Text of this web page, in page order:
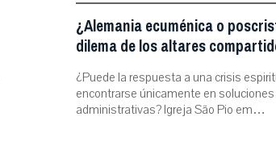
¿Alemania ecuménica o
dilema de los altares
¿Puede la respuesta a una crisis
encontrarse únicamente en soluciones
administrativas? Igreja São Pio em…